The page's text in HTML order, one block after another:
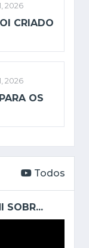
2026
CRIADO
2026
OS
Todos
SOBR...